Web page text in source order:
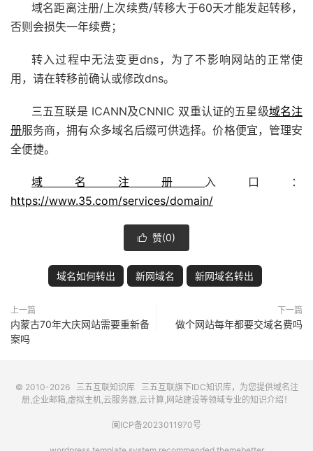
域名距离注册/上次续费/转移大于60天才能发起转移，
否则会损失一年续费；
转入过程中无法变更dns，为了不影响网站的正常使
用，请在转移前确认或修改dns。
三五互联是 ICANN及CNNIC 双重认证的五星级域名注
册服务商，拥有众多域名后缀可供选择。价格便宜，管理安
全便捷。
域名注册 入口：
https://www.35.com/services/domain/
 赞(0)
域名如何转出 新网域名 新网域名转出
上一篇
内蒙古70年大庆网站需要重新备
案吗
下一篇
做个网站每年都要交域名费吗
© 2010-2026 三五互联知识库 三五互联旗下IDC知识库，为您提供域名注
册,企业邮箱,虚拟主机,云服务器,云计算,网站建设等领域专业的知识介绍！
闽ICP备2023011970号